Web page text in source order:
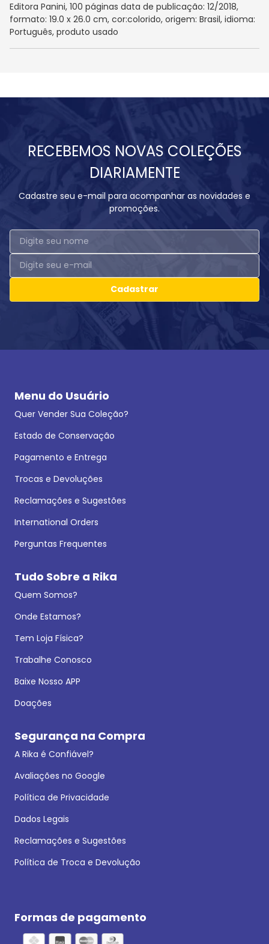
Editora Panini, 100 páginas data de publicação: 12/2018,
formato: 19.0 x 26.0 cm, cor:colorido, origem: Brasil, idioma:
Português, produto usado
RECEBEMOS NOVAS COLEÇÕES
DIARIAMENTE
Cadastre seu e-mail para acompanhar as novidades e
promoções.
Cadastrar
Menu do Usuário
Quer Vender Sua Coleção?
Estado de Conservação
Pagamento e Entrega
Trocas e Devoluções
Reclamações e Sugestões
International Orders
Perguntas Frequentes
Tudo Sobre a Rika
Quem Somos?
Onde Estamos?
Tem Loja Física?
Trabalhe Conosco
Baixe Nosso APP
Doações
Segurança na Compra
A Rika é Confiável?
Avaliações no Google
Política de Privacidade
Dados Legais
Reclamações e Sugestões
Política de Troca e Devolução
Formas de pagamento